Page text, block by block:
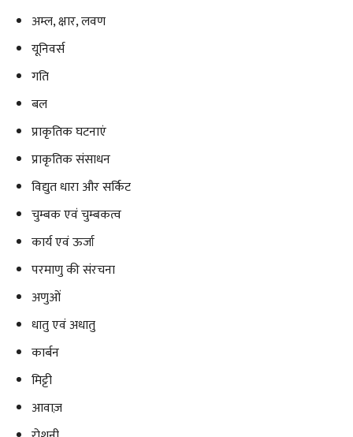
अम्ल, क्षार, लवण
यूनिवर्स
गति
बल
प्राकृतिक घटनाएं
प्राकृतिक संसाधन
विद्युत धारा और सर्किट
चुम्बक एवं चुम्बकत्व
कार्य एवं ऊर्जा
परमाणु की संरचना
अणुओं
धातु एवं अधातु
कार्बन
मिट्टी
आवाज़